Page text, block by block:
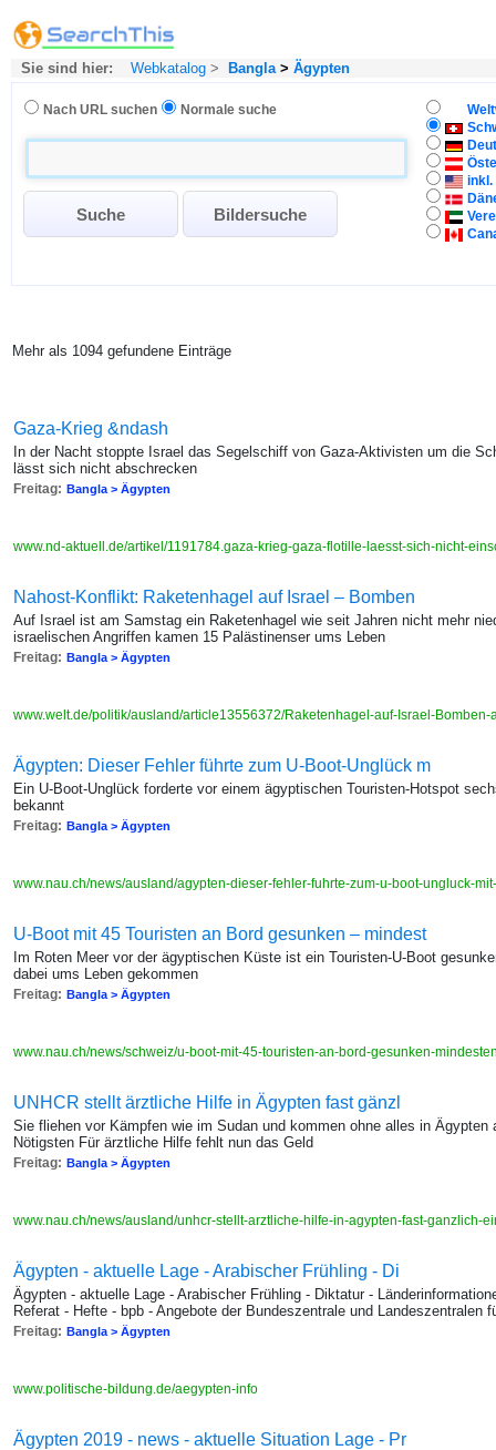
Sie sind hier: Webkatalog > Bangla> Ägypten
Nach URL suchen Normale suche
inkl.
Mehr als 1094 gefundene Einträge
Gaza-Krieg &ndash
In der Nacht stoppte Israel das Segelschiff von Gaza-Aktivisten um die
lässt sich nicht abschrecken
Freitag: Bangla > Ägypten
www.nd-aktuell.de/artikel/1191784.gaza-krieg-gaza-flotille-laesst-sich-nicht-
Nahost-Konflikt: Raketenhagel auf Israel – Bomben
Auf Israel ist am Samstag ein Raketenhagel wie seit Jahren nicht mehr
israelischen Angriffen kamen 15 Palästinenser ums Leben
Freitag: Bangla > Ägypten
www.welt.de/politik/ausland/article13556372/Raketenhagel-auf-Israel-
Ägypten: Dieser Fehler führte zum U-Boot-Unglück m
Ein U-Boot-Unglück forderte vor einem ägyptischen Touristen-Hotspot
bekannt
Freitag: Bangla > Ägypten
www.nau.ch/news/ausland/agypten-dieser-fehler-fuhrte-zum-u-boot-ungluck-
U-Boot mit 45 Touristen an Bord gesunken – mindest
Im Roten Meer vor der ägyptischen Küste ist ein Touristen-U-Boot
dabei ums Leben gekommen
Freitag: Bangla > Ägypten
www.nau.ch/news/schweiz/u-boot-mit-45-touristen-an-bord-gesunken-
UNHCR stellt ärztliche Hilfe in Ägypten fast gänzl
Sie fliehen vor Kämpfen wie im Sudan und kommen ohne alles in
Nötigsten Für ärztliche Hilfe fehlt nun das Geld
Freitag: Bangla > Ägypten
www.nau.ch/news/ausland/unhcr-stellt-arztliche-hilfe-in-agypten-fast-ganzlich-
Ägypten - aktuelle Lage - Arabischer Frühling - Di
Ägypten - aktuelle Lage - Arabischer Frühling - Diktatur -
Referat - Hefte - bpb - Angebote der Bundeszentrale und Landeszentralen
Freitag: Bangla > Ägypten
www.politische-bildung.de/aegypten-info
Ägypten 2019 - news - aktuelle Situation Lage - Pr